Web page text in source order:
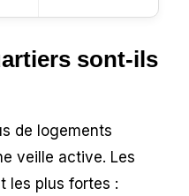
sont-ils
de logements
veille active. Les
les plus fortes :